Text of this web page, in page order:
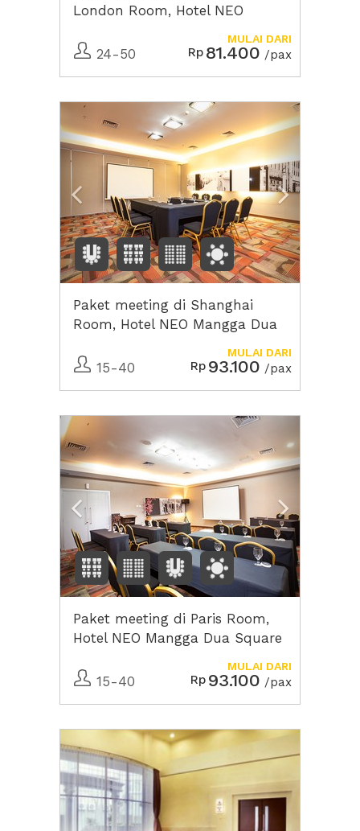
London Room, Hotel NEO
24-50
Rp 81.400 /pax
MULAI DARI
Previous Next2
Paket meeting di Shanghai
Room, Hotel NEO Mangga Dua
15-40
Rp 93.100 /pax
MULAI DARI
Previous
Paket meeting di Paris Room,
Hotel NEO Mangga Dua Square
15-40 Rp 93.100 /pax
MULAI DARI